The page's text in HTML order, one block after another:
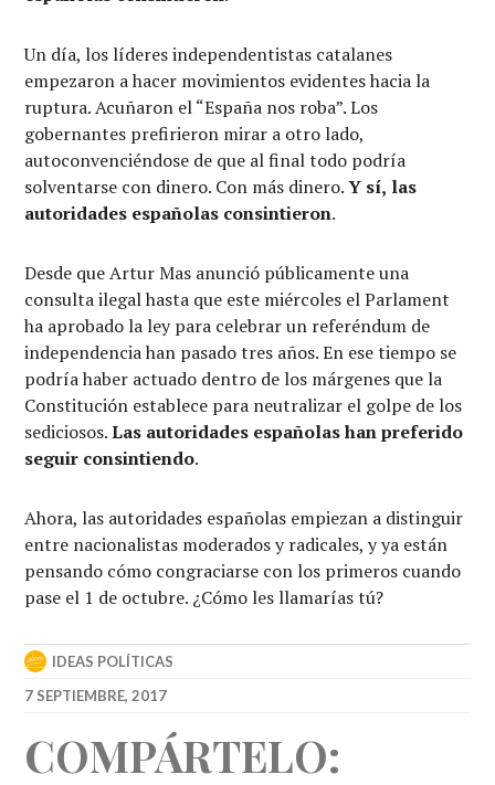
Un día, los líderes independentistas catalanes
empezaron a hacer movimientos evidentes hacia la
ruptura. Acuñaron el “España nos roba”. Los
gobernantes prefirieron mirar a otro lado,
autoconvenciéndose de que al final todo podría
solventarse con dinero. Con más dinero.Y sí, las
autoridades españolas consintieron.
Desde que Artur Mas anunció públicamente una
consulta ilegal hasta que este miércoles el Parlament
ha aprobado la ley para celebrar un referéndum de
independencia han pasado tres años. En ese tiempo se
podría haber actuado dentro de los márgenes que la
Constitución establece para neutralizar el golpe de los
sediciosos.Las autoridades españolas han preferido
seguir consintiendo.
Ahora, las autoridades españolas empiezan a distinguir
entre nacionalistas moderados y radicales, y ya están
pensando cómo congraciarse con los primeros cuando
pase el 1 de octubre. ¿Cómo les llamarías tú?
IDEAS POLÍTICAS
7 SEPTIEMBRE, 2017
COMPÁRTELO: